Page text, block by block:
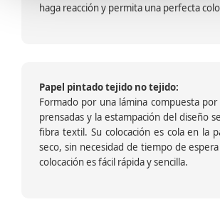
haga reacción y permita una perfecta
Papel pintado tejido no tejido:
Formado por una lámina compuesta
prensadas y la estampación del diseño
fibra textil. Su colocación es cola en la
seco, sin necesidad de tiempo de
colocación es fácil rápida y sencilla.